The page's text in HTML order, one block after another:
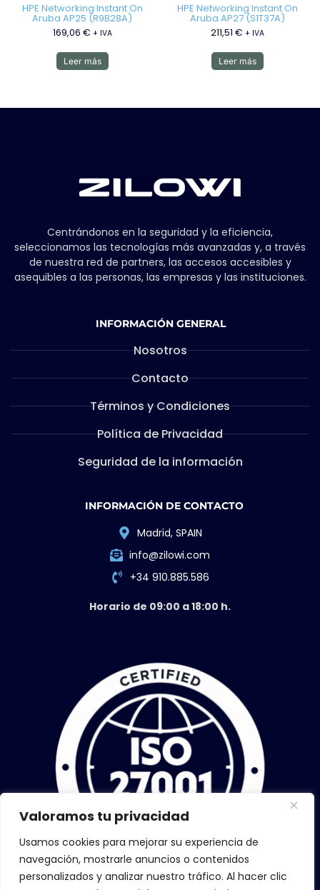
Valoramos tu privacidad
Usamos cookies para mejorar su experiencia de
navegación, mostrarle anuncios o contenidos
personalizados y analizar nuestro tráfico. Al hacer clic
HPE Networking Instant On
Aruba AP25 (R9B28A)
169,06 € + IVA
Leer más
HPE Networking Instant On
Aruba AP27 (S1T37A)
211,51€ + IVA
Leer más
Centrándonos en la seguridad y la eficiencia,
seleccionamos las tecnologías más avanzadas y, a través
de nuestra red de partners, las accesos accesibles y
asequibles a las personas, las empresas y las instituciones.
INFORMACIÓN GENERAL
Nosotros
Contacto
Términos y Condiciones
Política de Privacidad
Seguridad de la información
INFORMACIÓN DE CONTACTO
Madrid, SPAIN
info@zilowi.com
+34 910.885.586
Horario de 09:00 a 18:00 h.